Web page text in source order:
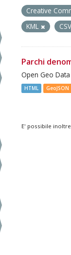
Creative
KML
CSV
Parchi
Open Geo
HTML GeoJSON
E' possibile